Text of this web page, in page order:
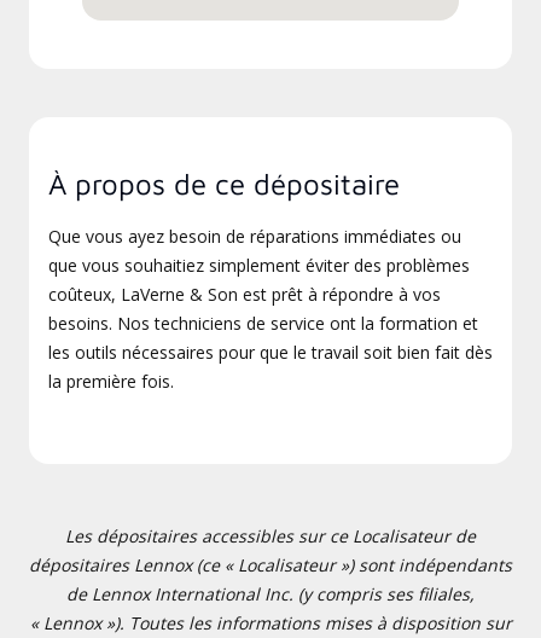
À propos de ce dépositaire
Que vous ayez besoin de réparations immédiates ou
que vous souhaitiez simplement éviter des problèmes
coûteux, LaVerne & Son est prêt à répondre à vos
besoins. Nos techniciens de service ont la formation et
les outils nécessaires pour que le travail soit bien fait dès
la première fois.
Les dépositaires accessibles sur ce Localisateur de
dépositaires Lennox (ce « Localisateur ») sont indépendants
de Lennox International Inc. (y compris ses filiales,
« Lennox »). Toutes les informations mises à disposition sur